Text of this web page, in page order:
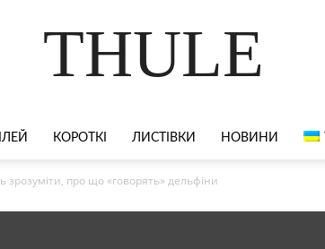
THULE
КОРОТКІ ЛИСТІВКИ НОВИНИ
про що «говорять» дельфіни